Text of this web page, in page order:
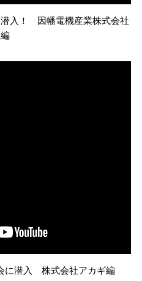
潜入！ 因幡電機産業株式会社
編
に潜入 株式会社アカギ編